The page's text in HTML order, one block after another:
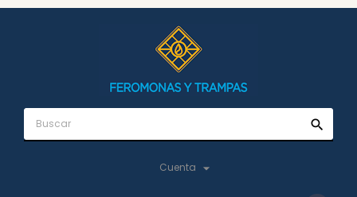
search
Cuenta 